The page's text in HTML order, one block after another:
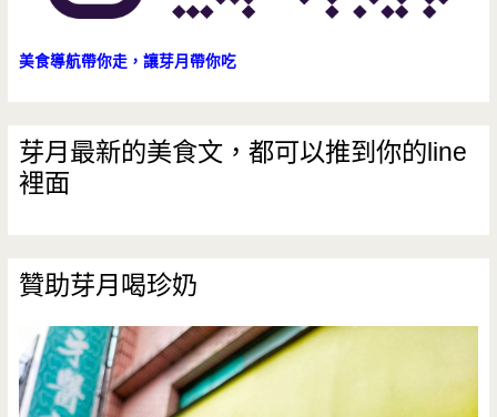
美食導航帶你走，讓芽月帶你吃
芽月最新的美食文，都可以推到你的line
裡面
贊助芽月喝珍奶